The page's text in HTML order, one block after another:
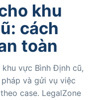
khu
cách
toàn
vực Bình Định cũ,
và gửi vụ việc
case. LegalZone